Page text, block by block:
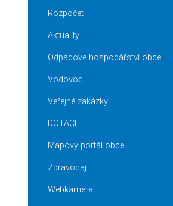
Rozpočet
Aktuality
Odpadové hospodářství obce
Vodovod
Veřejné zakázky
DOTACE
Mapový portál obce
Zpravodaj
Webkamera